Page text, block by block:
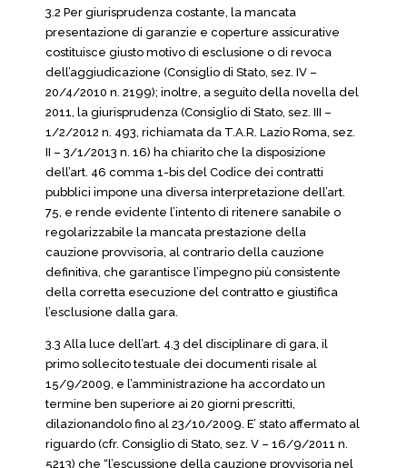
3.2 Per giurisprudenza costante, la mancata
presentazione di garanzie e coperture assicurative
costituisce giusto motivo di esclusione o di revoca
dell’aggiudicazione (Consiglio di Stato, sez. IV –
20/4/2010 n. 2199); inoltre, a seguito della novella del
2011, la giurisprudenza (Consiglio di Stato, sez. III –
1/2/2012 n. 493, richiamata da T.A.R. Lazio Roma, sez.
II – 3/1/2013 n. 16) ha chiarito che la disposizione
dell’art. 46 comma 1-bis del Codice dei contratti
pubblici impone una diversa interpretazione dell’art.
75, e rende evidente l’intento di ritenere sanabile o
regolarizzabile la mancata prestazione della
cauzione provvisoria, al contrario della cauzione
definitiva, che garantisce l’impegno più consistente
della corretta esecuzione del contratto e giustifica
l’esclusione dalla gara.
3.3 Alla luce dell’art. 4.3 del disciplinare di gara, il
primo sollecito testuale dei documenti risale al
15/9/2009, e l’amministrazione ha accordato un
termine ben superiore ai 20 giorni prescritti,
dilazionandolo fino al 23/10/2009. E’ stato affermato al
riguardo (cfr. Consiglio di Stato, sez. V – 16/9/2011 n.
5213) che “l’escussione della cauzione provvisoria nel